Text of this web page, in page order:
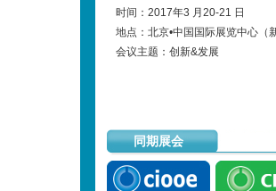
时间：2017年3 月20-21 日
地点：北京•中国国际展览中心（
会议主题：创新&发展
同期展会